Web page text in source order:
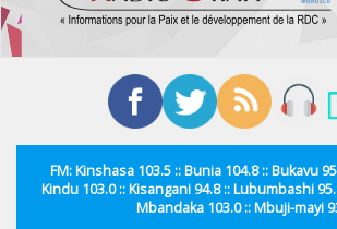
FM: Kinshasa 103.5 :: Bunia 104.8 :: Bukavu
Kindu 103.0 :: Kisangani 94.8 :: Lubumbashi
Mbandaka 103.0 :: Mbuji-mayi